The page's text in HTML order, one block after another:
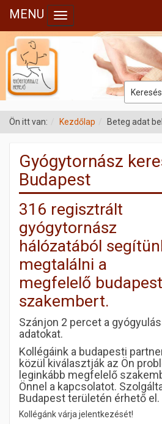
MENU Toggle navigation
Ön itt van: Kezdőlap Beteg adat
Gyógytornász
Budapest
316 regisztrált
gyógytornász
hálózatából
megtalálni a
megfelelő
szakembert.
Szánjon 2 percet a
adatokat.
Kollégáink a budapesti
közül kiválasztják az Ön
leginkább megfelelő
Önnel a kapcsolatot.
Budapest területén érhető el.
Kollégánk várja jelentkezését!